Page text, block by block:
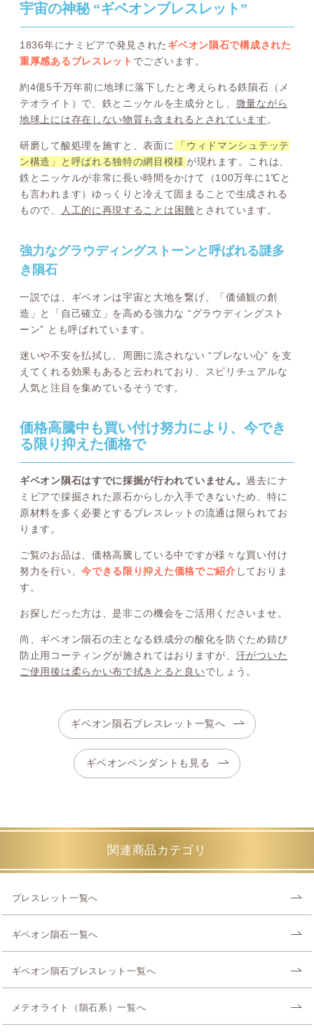
宇宙の神秘 “ギベオンブレスレット”
1836年にナミビアで発見された ギベオン隕石で構成された
重厚感あるブレスレット でございます。
約4億5千万年前に地球に落下したと考えられる鉄隕石（メ
テオライト）で、鉄とニッケルを主成分とし、 微量ながら
地球上には存在しない物質も含まれるとされています 。
研磨して酸処理を施すと、表面に
「ウィドマンシュテッテ
ン構造」と呼ばれる独特の網目模様 が現れます。これは、
鉄とニッケルが非常に長い時間をかけて（100万年に1℃と
も言われます）ゆっくりと冷えて固まることで生成される
もので、
人工的に再現することは困難とされています。
強力なグラウディングストーンと呼ばれる謎多
き隕石
一説では、ギベオンは宇宙と大地を繋げ、「価値観の創
造」と「自己確立」を高める強力な “グラウディングスト
ーン” とも呼ばれています。
迷いや不安を払拭し、周囲に流されない “ブレない心” を支
えてくれる効果もあると云われており、スピリチュアルな
人気と注目を集めているそうです。
価格高騰中も買い付け努力により、今でき
る限り抑えた価格で
ギベオン隕石はすでに採掘が行われていません。過去にナ
ミビアで採掘された原石からしか入手できないため、特に
原材料を多く必要とするブレスレットの流通は限られてお
ります。
ご覧のお品は、価格高騰している中ですが様々な買い付け
努力を行い、今できる限り抑えた価格でご紹介 しておりま
す。
お探しだった方は、是非この機会をご活用くださいませ。
尚、ギベオン隕石の主となる鉄成分の酸化を防ぐため錆び
防止用コーティングが施されてはおりますが、 汗がついた
ご使用後は柔らかい布で拭きとると良いでしょう。
ギベオン隕石ブレスレット一覧へ
ギベオンペンダントも見る
関連商品カテゴリ
ブレスレット一覧へ
ギベオン隕石一覧へ
ギベオン隕石ブレスレット一覧へ
メテオライト（隕石系）一覧へ